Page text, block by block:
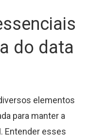
do data
elementos
para manter a
Entender esses